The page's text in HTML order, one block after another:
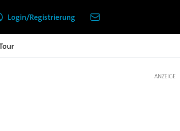
Login/Registrierung
ANZEIGE